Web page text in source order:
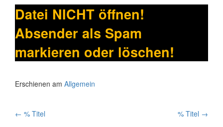
Datei NICHT öffnen!
Absender als Spam
markieren oder löschen!
Erschienen am Allgemein
Artikelnavigation
← % Titel % Titel →